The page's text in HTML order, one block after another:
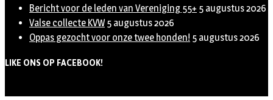
Bericht voor de leden van Vereniging 55+ 5 augustus 2026
Valse collecte KVW 5 augustus 2026
Oppas gezocht voor onze twee honden! 5 augustus 2026
LIKE ONS OP FACEBOOK!